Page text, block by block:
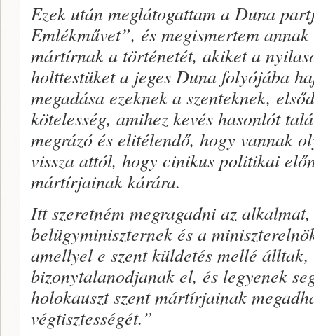
Ezek után meglátogattam a Duna
Emlékművet”, és megismertem
mártírnak a történetét, akiket a
holttestüket a jeges Duna folyójába
megadása ezeknek a szenteknek,
kötelesség, amihez kevés hasonlót
megrázó és elitélendő, hogy vannak
vissza attól, hogy cinikus politikai
mártírjainak kárára.
Itt szeretném megragadni az
belügyminiszternek és a
amellyel e szent küldetés mellé
bizonytalanodjanak el, és legyenek
holokauszt szent mártírjainak
végtisztességét.”